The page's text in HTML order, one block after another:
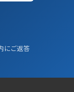
にご返答